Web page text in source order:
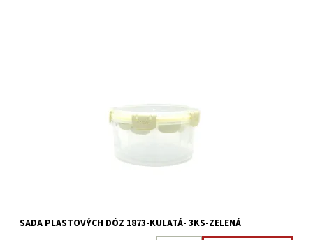
čerstvosti svěží a chutné. Slouží jak jako...
Skladem >5 ks
SADA PLASTOVÝCH DÓZ 1873-KULATÁ- 3KS-ZELENÁ